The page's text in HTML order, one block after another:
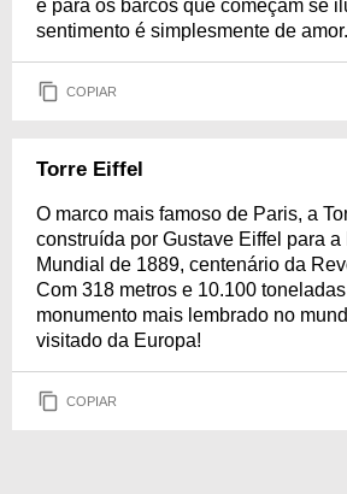
e para os barcos que começam se
sentimento é simplesmente de amor.
COPIAR
Torre Eiffel
O marco mais famoso de Paris, a
construída por Gustave Eiffel para
Mundial de 1889, centenário da
Com 318 metros e 10.100
monumento mais lembrado no
visitado da Europa!
COPIAR